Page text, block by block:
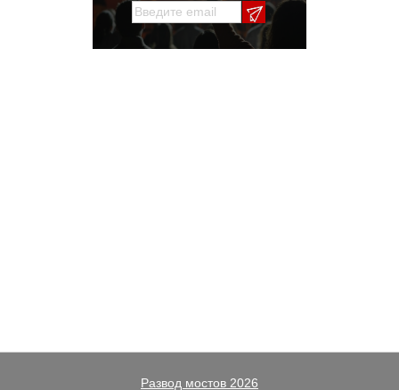
Развод мостов 2026